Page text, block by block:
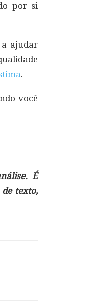
por si
a ajudar
.
você
É
texto,